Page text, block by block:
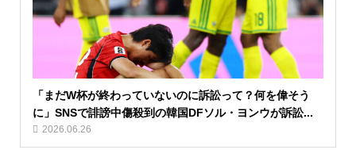
「まだW杯が終わっていないのに訴訟って？何を偉そう
に」SNSで誹謗中傷殺到の韓国DFソル・ヨンウが訴訟...
2026.06.26